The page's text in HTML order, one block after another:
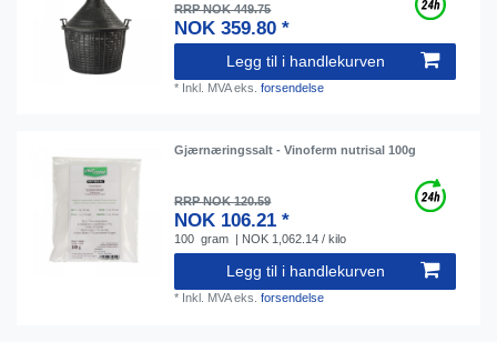
RRP NOK 449.75
NOK 359.80 *
Legg til i handlekurven
* Inkl. MVAeks.forsendelse
Gjærnæringssalt - Vinoferm nutrisal 100g
RRP NOK 120.59
NOK 106.21 *
100 gram | NOK 1,062.14 / kilo
Legg til i handlekurven
* Inkl. MVAeks.forsendelse